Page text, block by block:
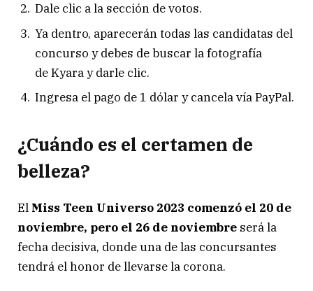
Dale clic a la sección de votos.
Ya dentro, aparecerán todas las candidatas del
concurso y debes de buscar la fotografía
de Kyara y darle clic.
Ingresa el pago de 1 dólar y cancela vía PayPal.
¿Cuándo es el certamen de
belleza?
El Miss Teen Universo 2023 comenzó el 20 de
noviembre, pero el 26 de noviembre será la
fecha decisiva, donde una de las concursantes
tendrá el honor de llevarse la corona.